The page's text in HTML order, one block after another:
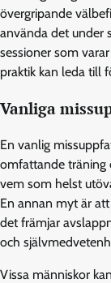
övergripande
använda det under
sessioner som
praktik kan leda till
Vanliga
En vanlig
omfattande träning
vem som helst
En annan myt är
det främjar
och
Vissa människor